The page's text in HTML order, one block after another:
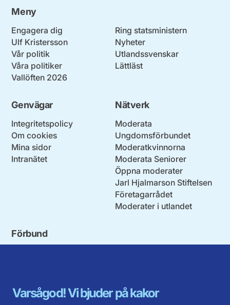
Varsågod! Vi bjuder på kakor
Meny
Engagera dig
Ulf Kristersson
Vår politik
Våra politiker
Vallöften 2026
Ring statsministern
Nyheter
Utlandssvenskar
Lättläst
Genvägar
Integritetspolicy
Om cookies
Mina sidor
Intranätet
Nätverk
Moderata
Ungdomsförbundet
Moderatkvinnorna
Moderata Seniorer
Öppna moderater
Jarl Hjalmarson Stiftelsen
Företagarrådet
Moderater i utlandet
Förbund
Gävleborg
Halland
Värmlands län
Västerbotten